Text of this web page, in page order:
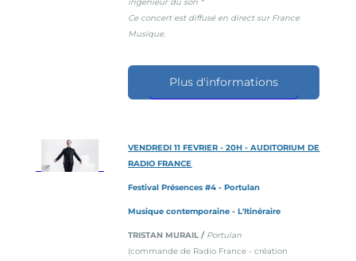
Ce concert est diffusé en direct sur France
Musique.
Plus d'informations
VENDREDI 11 FEVRIER - 20H - AUDITORIUM DE
RADIO FRANCE
Festival Présences #4 - Portulan
Musique contemporaine - L'Itinéraire
TRISTAN MURAIL / Portulan
(commande de Radio France - création